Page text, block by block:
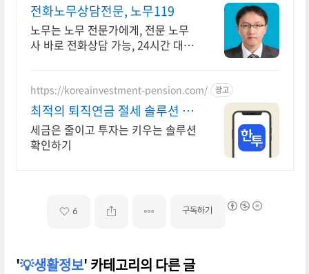
전화노무상담전문, 노무119
노무는 노무 전문가에게, 전문 노무
사 바로 전화상담 가능, 24시간 대기
https://koreainvestment-pension.com/ 광고
최적의 퇴직연금 절세 솔루션 최
대 148.5만원 절세
세금은 줄이고 투자는 키우는 솔루션
확인하기
6 구독하기
'💡생활정보' 카테고리의 다른 글